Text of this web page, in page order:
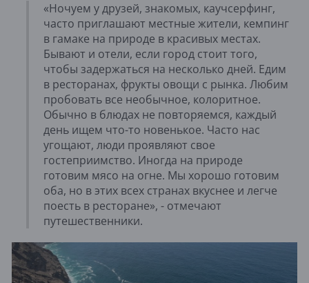
«Ночуем у друзей, знакомых, каучсерфинг,
часто приглашают местные жители, кемпинг
в гамаке на природе в красивых местах.
Бывают и отели, если город стоит того,
чтобы задержаться на несколько дней. Едим
в ресторанах, фрукты овощи с рынка. Любим
пробовать все необычное, колоритное.
Обычно в блюдах не повторяемся, каждый
день ищем что-то новенькое. Часто нас
угощают, люди проявляют свое
гостеприимство. Иногда на природе
готовим мясо на огне. Мы хорошо готовим
оба, но в этих всех странах вкуснее и легче
поесть в ресторане», - отмечают
путешественники.